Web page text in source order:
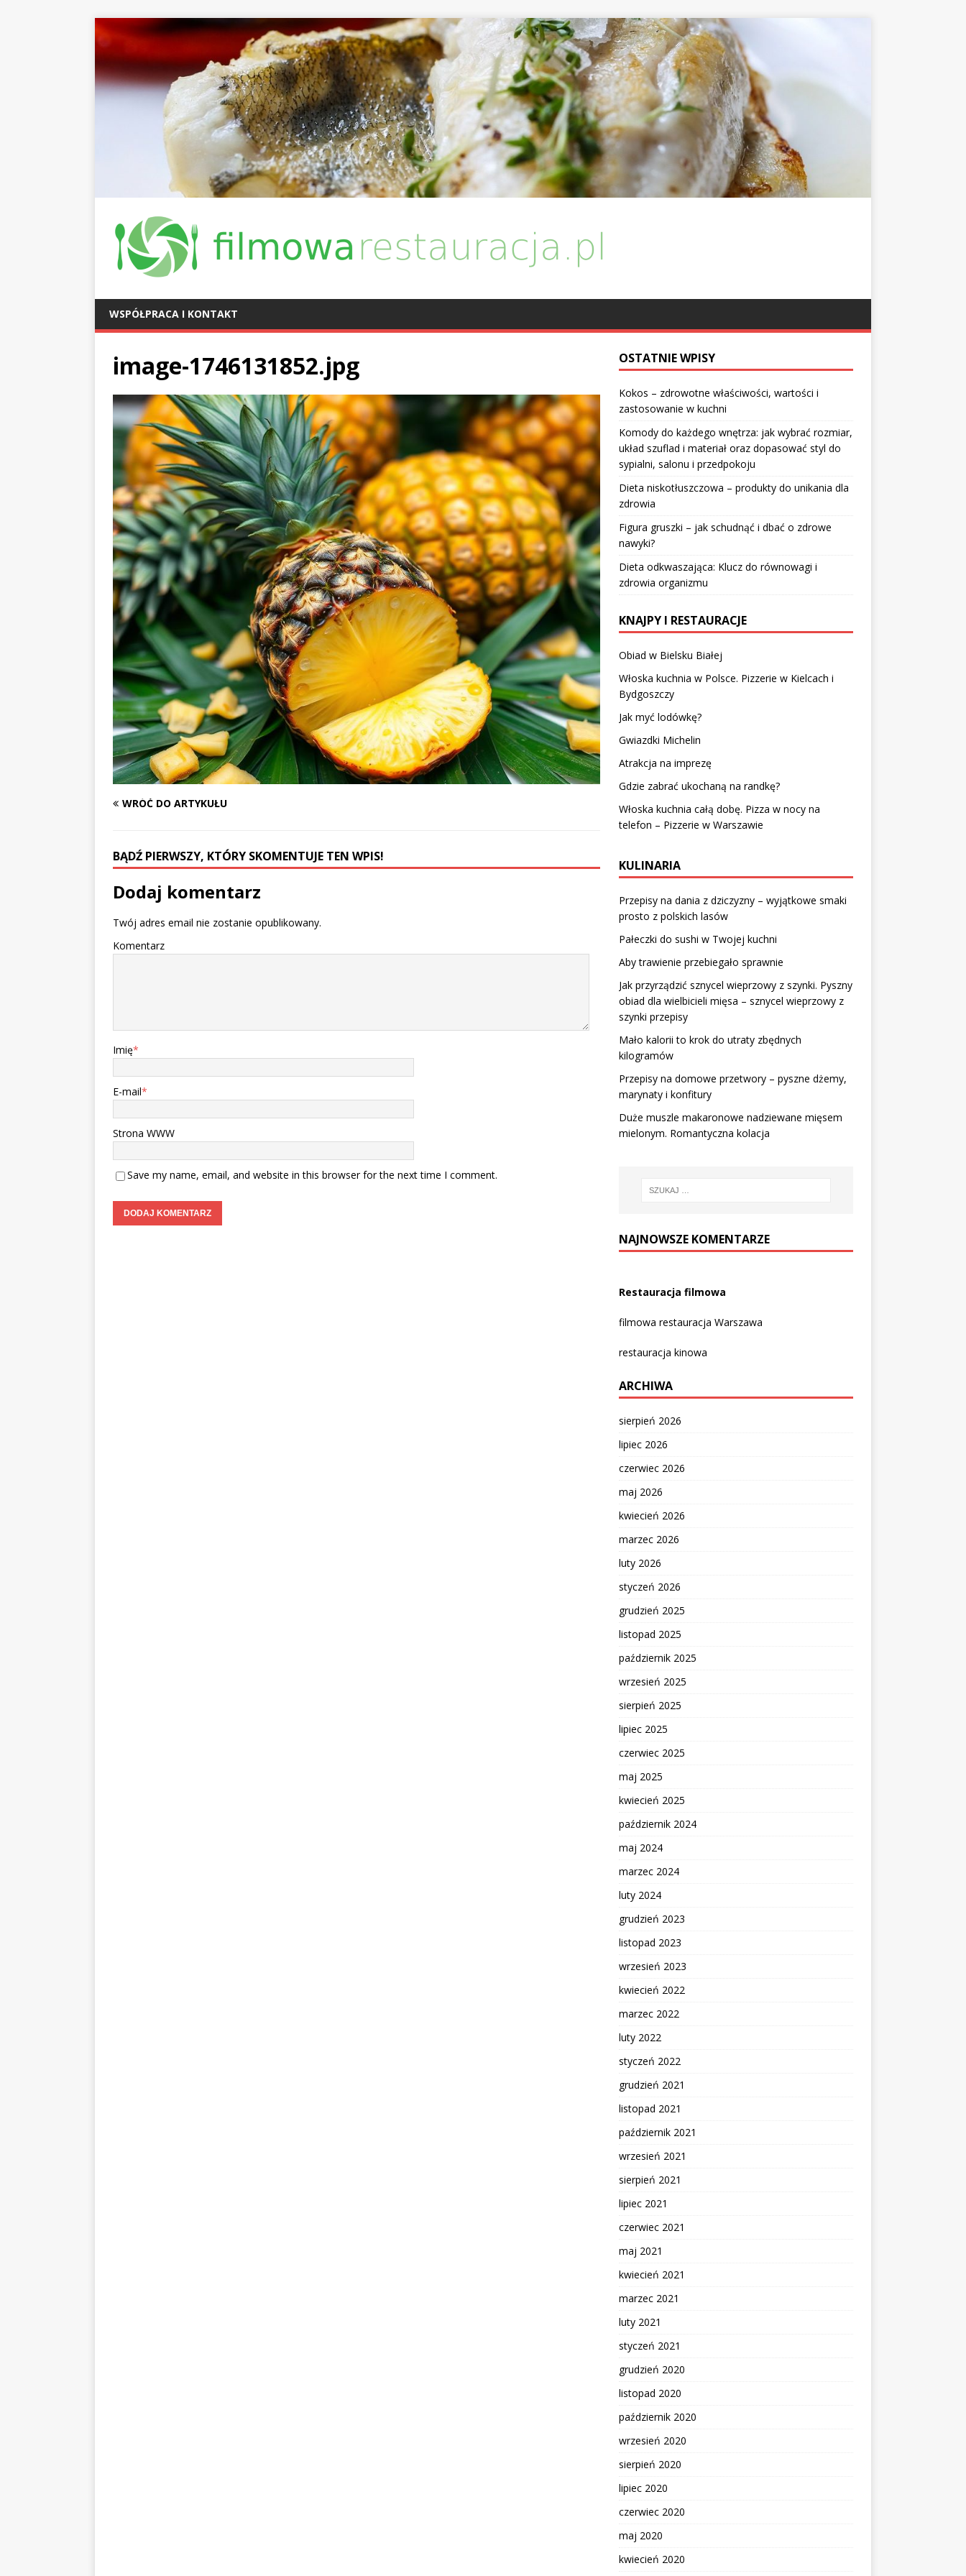
WSPÓŁPRACA I KONTAKT
image-1746131852.jpg
WRÓĆ DO ARTYKUŁU
BĄDŹ PIERWSZY, KTÓRY SKOMENTUJE TEN WPIS!
Dodaj komentarz
Twój adres email nie zostanie opublikowany.
Komentarz
Imię*
E-mail*
Strona WWW
Save my name, email, and website in this browser for the next time I comment.
OSTATNIE WPISY
Kokos – zdrowotne właściwości, wartości i
zastosowanie w kuchni
Komody do każdego wnętrza: jak wybrać rozmiar,
układ szuflad i materiał oraz dopasować styl do
sypialni, salonu i przedpokoju
Dieta niskotłuszczowa – produkty do unikania dla
zdrowia
Figura gruszki – jak schudnąć i dbać o zdrowe
nawyki?
Dieta odkwaszająca: Klucz do równowagi i
zdrowia organizmu
KNAJPY I RESTAURACJE
Obiad w Bielsku Białej
Włoska kuchnia w Polsce. Pizzerie w Kielcach i
Bydgoszczy
Jak myć lodówkę?
Gwiazdki Michelin
Atrakcja na imprezę
Gdzie zabrać ukochaną na randkę?
Włoska kuchnia całą dobę. Pizza w nocy na
telefon – Pizzerie w Warszawie
KULINARIA
Przepisy na dania z dziczyzny – wyjątkowe smaki
prosto z polskich lasów
Pałeczki do sushi w Twojej kuchni
Aby trawienie przebiegało sprawnie
Jak przyrządzić sznycel wieprzowy z szynki. Pyszny
obiad dla wielbicieli mięsa – sznycel wieprzowy z
szynki przepisy
Mało kalorii to krok do utraty zbędnych
kilogramów
Przepisy na domowe przetwory – pyszne dżemy,
marynaty i konfitury
Duże muszle makaronowe nadziewane mięsem
mielonym. Romantyczna kolacja
NAJNOWSZE KOMENTARZE
Restauracja filmowa
filmowa restauracja Warszawa
restauracja kinowa
ARCHIWA
sierpień 2026
lipiec 2026
czerwiec 2026
maj 2026
kwiecień 2026
marzec 2026
luty 2026
styczeń 2026
grudzień 2025
listopad 2025
październik 2025
wrzesień 2025
sierpień 2025
lipiec 2025
czerwiec 2025
maj 2025
kwiecień 2025
październik 2024
maj 2024
marzec 2024
luty 2024
grudzień 2023
listopad 2023
wrzesień 2023
kwiecień 2022
marzec 2022
luty 2022
styczeń 2022
grudzień 2021
listopad 2021
październik 2021
wrzesień 2021
sierpień 2021
lipiec 2021
czerwiec 2021
maj 2021
kwiecień 2021
marzec 2021
luty 2021
styczeń 2021
grudzień 2020
listopad 2020
październik 2020
wrzesień 2020
sierpień 2020
lipiec 2020
czerwiec 2020
maj 2020
kwiecień 2020